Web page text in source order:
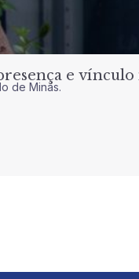
e vínculo
de Minas.